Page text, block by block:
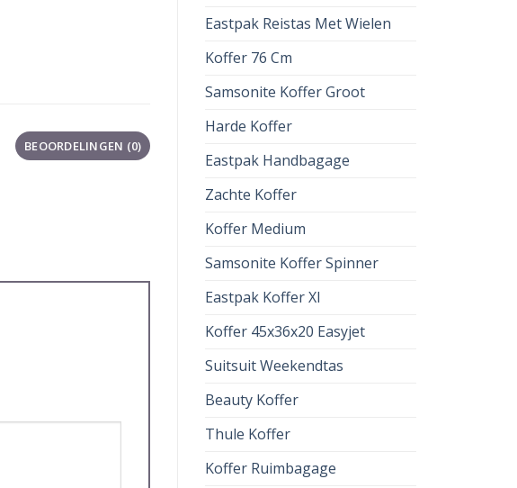
Eastpak Reistas Met Wielen
Koffer 76 Cm
Samsonite Koffer Groot
Harde Koffer
Eastpak Handbagage
Zachte Koffer
Koffer Medium
Samsonite Koffer Spinner
Eastpak Koffer Xl
Koffer 45x36x20 Easyjet
Suitsuit Weekendtas
Beauty Koffer
Thule Koffer
Koffer Ruimbagage
BEOORDELINGEN (0)